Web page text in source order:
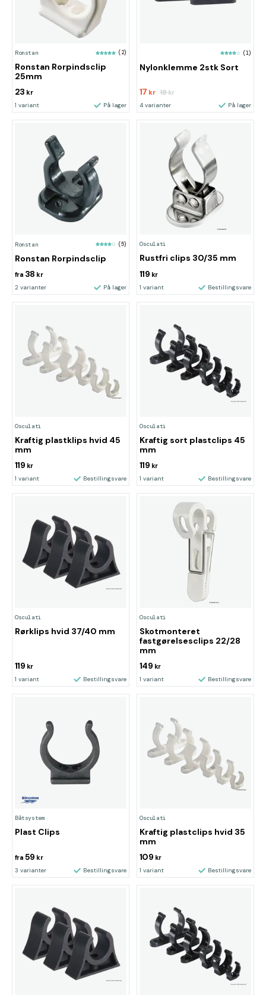
Ronstan (2)
Ronstan Rorpindsclip
25mm
23 kr
1 variant På lager
(1)
Nylonklemme 2stk Sort
17 kr 18kr
4 varianter På lager
Ronstan (5)
Ronstan Rorpindsclip
fra 38 kr
2 varianter På lager
Osculati
Rustfri clips 30/35 mm
119 kr
1 variant Bestillingsvare
Osculati
Kraftig plastklips hvid 45
mm
119 kr
1 variant Bestillingsvare
Osculati
Kraftig sort plastclips 45
mm
119 kr
1 variant Bestillingsvare
Osculati
Rørklips hvid 37/40 mm
119 kr
1 variant Bestillingsvare
Osculati
Skotmonteret
fastgørelsesclips 22/28
mm
149 kr
1 variant Bestillingsvare
Båtsystem
Plast Clips
fra 59 kr
3 varianter Bestillingsvare
Osculati
Kraftig plastclips hvid 35
mm
109 kr
1 variant Bestillingsvare